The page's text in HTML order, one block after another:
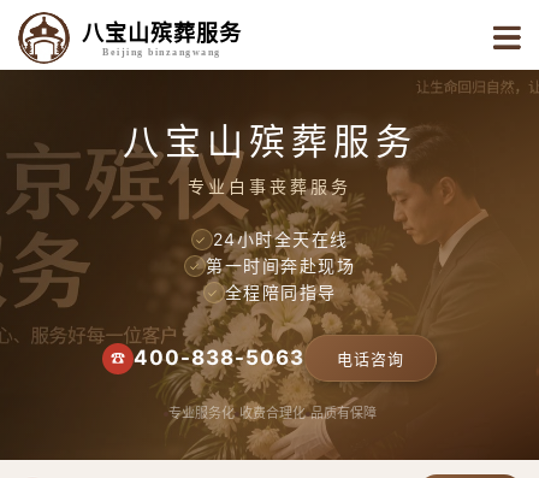
八宝山殡葬服务
Beijing binzangwang
八宝山殡葬服务
专业白事丧葬服务
✓ 24小时全天在线
✓ 第一时间奔赴现场
✓ 全程陪同指导
☎ 400-838-5063 电话咨询
专业服务化 收费合理化 品质有保障